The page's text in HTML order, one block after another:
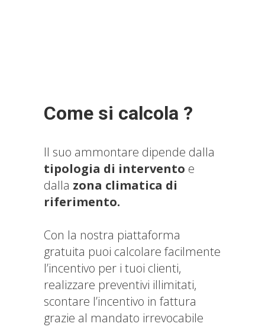
Come si calcola ?
Il suo ammontare dipende dalla
tipologia di intervento e
dalla zona climatica di
riferimento.
Con la nostra piattaforma
gratuita puoi calcolare facilmente
l’incentivo per i tuoi clienti,
realizzare preventivi illimitati,
scontare l’incentivo in fattura
grazie al mandato irrevocabile